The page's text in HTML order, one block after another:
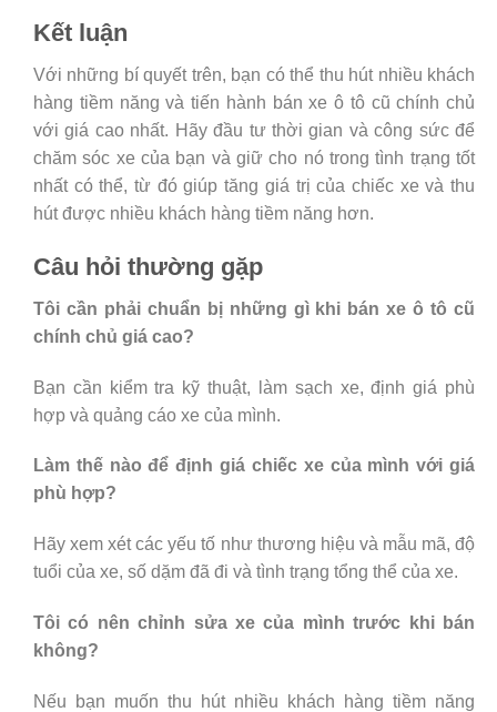
Kết luận
Với những bí quyết trên, bạn có thể thu hút nhiều khách
hàng tiềm năng và tiến hành bán xe ô tô cũ chính chủ
với giá cao nhất. Hãy đầu tư thời gian và công sức để
chăm sóc xe của bạn và giữ cho nó trong tình trạng tốt
nhất có thể, từ đó giúp tăng giá trị của chiếc xe và thu
hút được nhiều khách hàng tiềm năng hơn.
Câu hỏi thường gặp
Tôi cần phải chuẩn bị những gì khi bán xe ô tô cũ
chính chủ giá cao?
Bạn cần kiểm tra kỹ thuật, làm sạch xe, định giá phù
hợp và quảng cáo xe của mình.
Làm thế nào để định giá chiếc xe của mình với giá
phù hợp?
Hãy xem xét các yếu tố như thương hiệu và mẫu mã, độ
tuổi của xe, số dặm đã đi và tình trạng tổng thể của xe.
Tôi có nên chỉnh sửa xe của mình trước khi bán
không?
Nếu bạn muốn thu hút nhiều khách hàng tiềm năng